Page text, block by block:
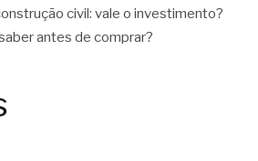
civil: vale o investimento?
antes de comprar?